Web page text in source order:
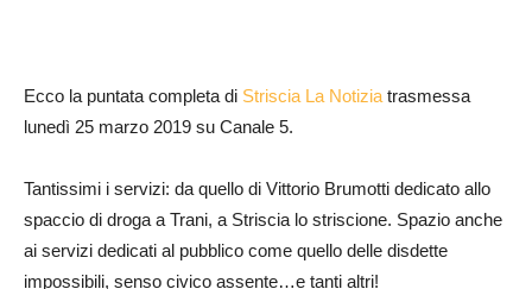
Ecco la puntata completa di Striscia La Notiziatrasmessa
lunedì 25 marzo 2019 su Canale 5.
Tantissimi i servizi: da quello di Vittorio Brumotti dedicato allo
spaccio di droga a Trani, a Striscia lo striscione. Spazio anche
ai servizi dedicati al pubblico come quello delle disdette
impossibili, senso civico assente…e tanti altri!